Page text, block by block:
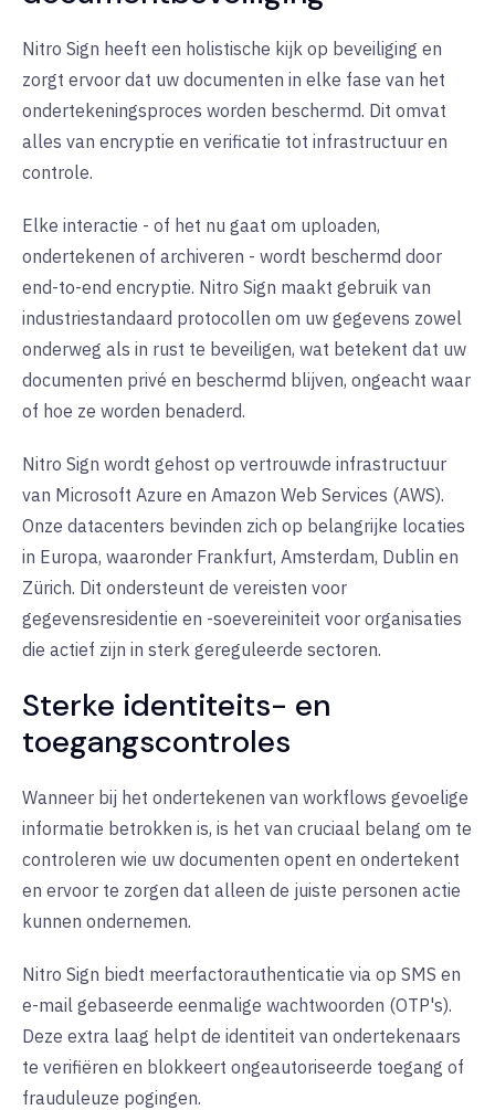
Nitro Sign heeft een holistische kijk op beveiliging en
zorgt ervoor dat uw documenten in elke fase van het
ondertekeningsproces worden beschermd. Dit omvat
alles van encryptie en verificatie tot infrastructuur en
controle.
Elke interactie - of het nu gaat om uploaden,
ondertekenen of archiveren - wordt beschermd door
end-to-end encryptie. Nitro Sign maakt gebruik van
industriestandaard protocollen om uw gegevens zowel
onderweg als in rust te beveiligen, wat betekent dat uw
documenten privé en beschermd blijven, ongeacht waar
of hoe ze worden benaderd.
Nitro Sign wordt gehost op vertrouwde infrastructuur
van Microsoft Azure en Amazon Web Services (AWS).
Onze datacenters bevinden zich op belangrijke locaties
in Europa, waaronder Frankfurt, Amsterdam, Dublin en
Zürich. Dit ondersteunt de vereisten voor
gegevensresidentie en -soevereiniteit voor organisaties
die actief zijn in sterk gereguleerde sectoren.
Sterke identiteits- en
toegangscontroles
Wanneer bij het ondertekenen van workflows gevoelige
informatie betrokken is, is het van cruciaal belang om te
controleren wie uw documenten opent en ondertekent
en ervoor te zorgen dat alleen de juiste personen actie
kunnen ondernemen.
Nitro Sign biedt meerfactorauthenticatie via op SMS en
e-mail gebaseerde eenmalige wachtwoorden (OTP's).
Deze extra laag helpt de identiteit van ondertekenaars
te verifiëren en blokkeert ongeautoriseerde toegang of
frauduleuze pogingen.